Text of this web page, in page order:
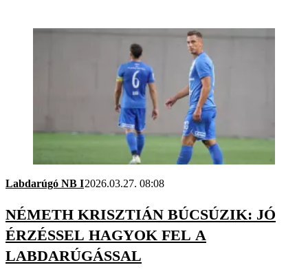
Labdarúgó NB I2026.03.27. 08:08
NÉMETH KRISZTIÁN BÚCSÚZIK: JÓ
ÉRZÉSSEL HAGYOK FEL A
LABDARÚGÁSSAL